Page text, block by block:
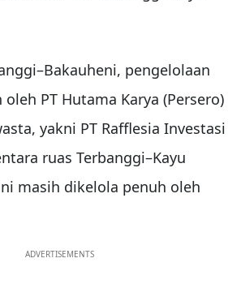
pengelolaan
PT Hutama Karya (Persero)
yakni PT Rafflesia Investasi
ruas Terbanggi–Kayu
masih dikelola penuh oleh
ADVERTISEMENTS